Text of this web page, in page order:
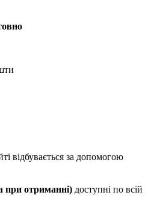
відбувається за допомогою
при отриманні) доступні по всій